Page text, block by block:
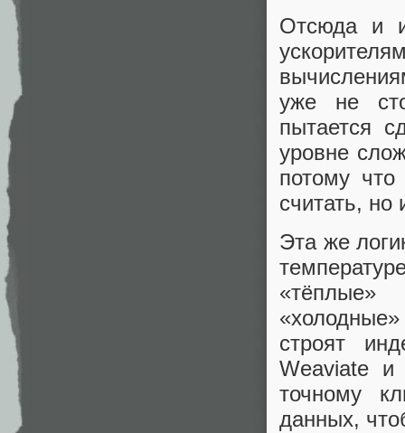
Отсюда и
уже не
пытается
уровне
потому
считать,
Эта же
«тёплые»
строят
Weaviate и
точному
данных,